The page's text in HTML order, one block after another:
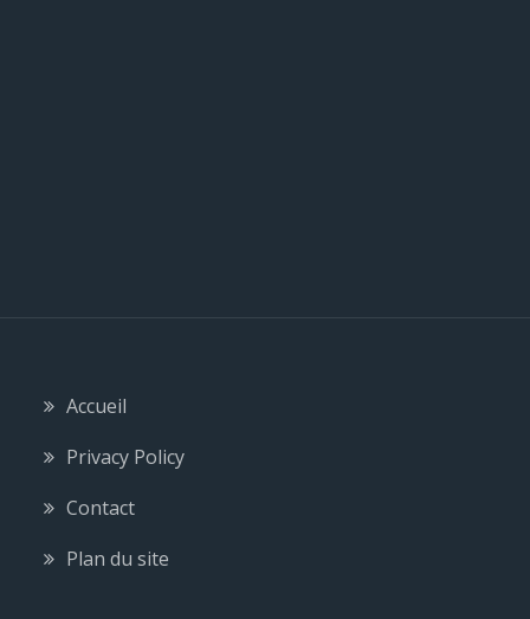
Accueil
Privacy Policy
Contact
Plan du site